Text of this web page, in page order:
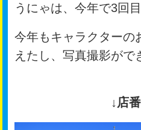
うにゃは、今年で3回
今年もキャラクターの
えたし、写真撮影がで
↓店番